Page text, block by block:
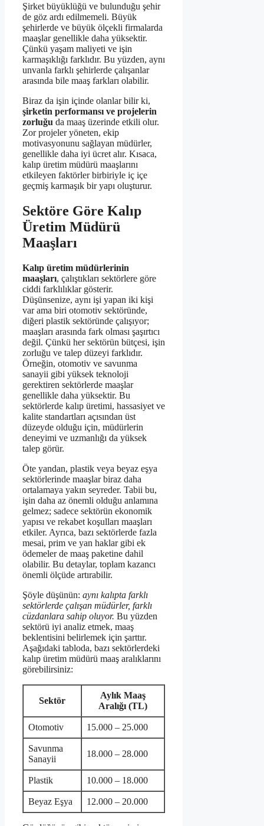
Şirket büyüklüğü ve bulunduğu şehir
de göz ardı edilmemeli. Büyük
şehirlerde ve büyük ölçekli firmalarda
maaşlar genellikle daha yüksektir.
Çünkü yaşam maliyeti ve işin
karmaşıklığı farklıdır. Bu yüzden, aynı
unvanla farklı şehirlerde çalışanlar
arasında bile maaş farkları olabilir.
Biraz da işin içinde olanlar bilir ki,
şirketin performansı ve projelerin
zorluğu da maaş üzerinde etkili olur.
Zor projeler yöneten, ekip
motivasyonunu sağlayan müdürler,
genellikle daha iyi ücret alır. Kısaca,
kalıp üretim müdürü maaşlarını
etkileyen faktörler birbiriyle iç içe
geçmiş karmaşık bir yapı oluşturur.
Sektöre Göre Kalıp
Üretim Müdürü
Maaşları
Kalıp üretim müdürlerinin
maaşları, çalıştıkları sektörlere göre
ciddi farklılıklar gösterir.
Düşünsenize, aynı işi yapan iki kişi
var ama biri otomotiv sektöründe,
diğeri plastik sektöründe çalışıyor;
maaşları arasında fark olması şaşırtıcı
değil. Çünkü her sektörün bütçesi, işin
zorluğu ve talep düzeyi farklıdır.
Örneğin, otomotiv ve savunma
sanayii gibi yüksek teknoloji
gerektiren sektörlerde maaşlar
genellikle daha yüksektir. Bu
sektörlerde kalıp üretimi, hassasiyet ve
kalite standartları açısından üst
düzeyde olduğu için, müdürlerin
deneyimi ve uzmanlığı da yüksek
talep görür.
Öte yandan, plastik veya beyaz eşya
sektörlerinde maaşlar biraz daha
ortalamaya yakın seyreder. Tabii bu,
işin daha az önemli olduğu anlamına
gelmez; sadece sektörün ekonomik
yapısı ve rekabet koşulları maaşları
etkiler. Ayrıca, bazı sektörlerde fazla
mesai, prim ve yan haklar gibi ek
ödemeler de maaş paketine dahil
olabilir. Bu detaylar, toplam kazancı
önemli ölçüde artırabilir.
Şöyle düşünün: aynı kalıpta farklı
sektörlerde çalışan müdürler, farklı
cüzdanlara sahip oluyor. Bu yüzden
sektörü iyi analiz etmek, maaş
beklentisini belirlemek için şarttır.
Aşağıdaki tabloda, bazı sektörlerdeki
kalıp üretim müdürü maaş aralıklarını
görebilirsiniz:
Sektör
Aylık Maaş
Aralığı (TL)
Otomotiv 15.000 – 25.000
Savunma
Sanayii
18.000 – 28.000
Plastik 10.000 – 18.000
Beyaz Eşya 12.000 – 20.000